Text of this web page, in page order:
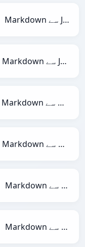
Markdown سے JPEG
Markdown سے JSONLines
Markdown سے Markdown
Markdown سے MediaWiki
Markdown سے PDF
Markdown سے PNG